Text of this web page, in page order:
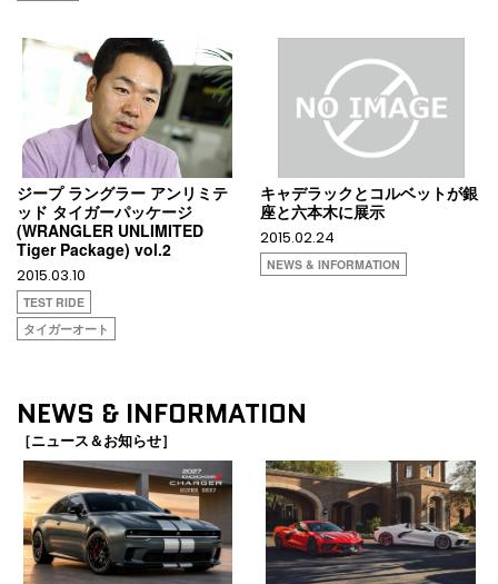
ジープ ラングラー アンリミテ
ッド タイガーパッケージ
(WRANGLER UNLIMITED
Tiger Package) vol.2
2015.03.10
TEST RIDE
タイガーオート
キャデラックとコルベットが銀
座と六本木に展示
2015.02.24
NEWS & INFORMATION
NEWS & INFORMATION
［ニュース＆お知らせ］